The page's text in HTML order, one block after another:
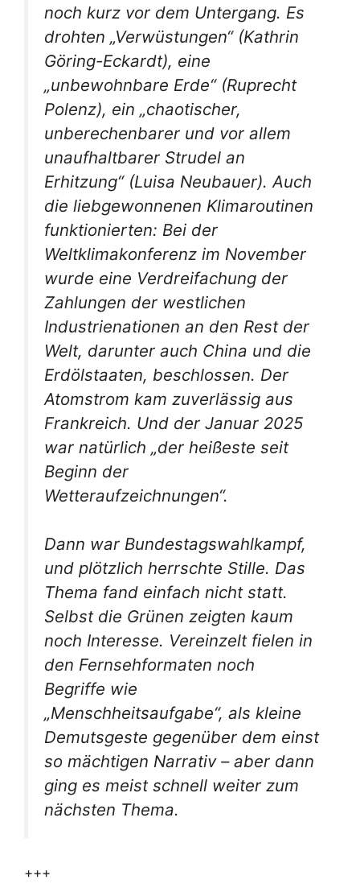
noch kurz vor dem Untergang. Es
drohten „Verwüstungen“ (Kathrin
Göring-Eckardt), eine
„unbewohnbare Erde“ (Ruprecht
Polenz), ein „chaotischer,
unberechenbarer und vor allem
unaufhaltbarer Strudel an
Erhitzung“ (Luisa Neubauer). Auch
die liebgewonnenen Klimaroutinen
funktionierten: Bei der
Weltklimakonferenz im November
wurde eine Verdreifachung der
Zahlungen der westlichen
Industrienationen an den Rest der
Welt, darunter auch China und die
Erdölstaaten, beschlossen. Der
Atomstrom kam zuverlässig aus
Frankreich. Und der Januar 2025
war natürlich „der heißeste seit
Beginn der
Wetteraufzeichnungen“.
Dann war Bundestagswahlkampf,
und plötzlich herrschte Stille. Das
Thema fand einfach nicht statt.
Selbst die Grünen zeigten kaum
noch Interesse. Vereinzelt fielen in
den Fernsehformaten noch
Begriffe wie
„Menschheitsaufgabe“, als kleine
Demutsgeste gegenüber dem einst
so mächtigen Narrativ – aber dann
ging es meist schnell weiter zum
nächsten Thema.
+++